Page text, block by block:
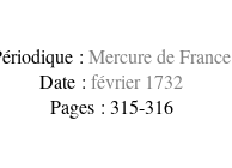
:Mercure de France
Date :février 1732
Pages : 315-316